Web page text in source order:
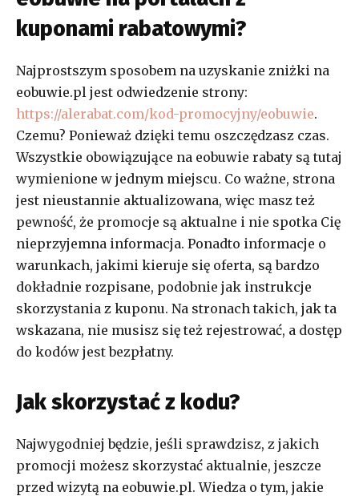
kuponami rabatowymi?
Najprostszym sposobem na uzyskanie zniżki na
eobuwie.pl jest odwiedzenie strony:
https://alerabat.com/kod-promocyjny/eobuwie.
Czemu? Ponieważ dzięki temu oszczędzasz czas.
Wszystkie obowiązujące na eobuwie rabaty są tutaj
wymienione w jednym miejscu. Co ważne, strona
jest nieustannie aktualizowana, więc masz też
pewność, że promocje są aktualne i nie spotka Cię
nieprzyjemna informacja. Ponadto informacje o
warunkach, jakimi kieruje się oferta, są bardzo
dokładnie rozpisane, podobnie jak instrukcje
skorzystania z kuponu. Na stronach takich, jak ta
wskazana, nie musisz się też rejestrować, a dostęp
do kodów jest bezpłatny.
Jak skorzystać z kodu?
Najwygodniej będzie, jeśli sprawdzisz, z jakich
promocji możesz skorzystać aktualnie, jeszcze
przed wizytą na eobuwie.pl. Wiedza o tym, jakie